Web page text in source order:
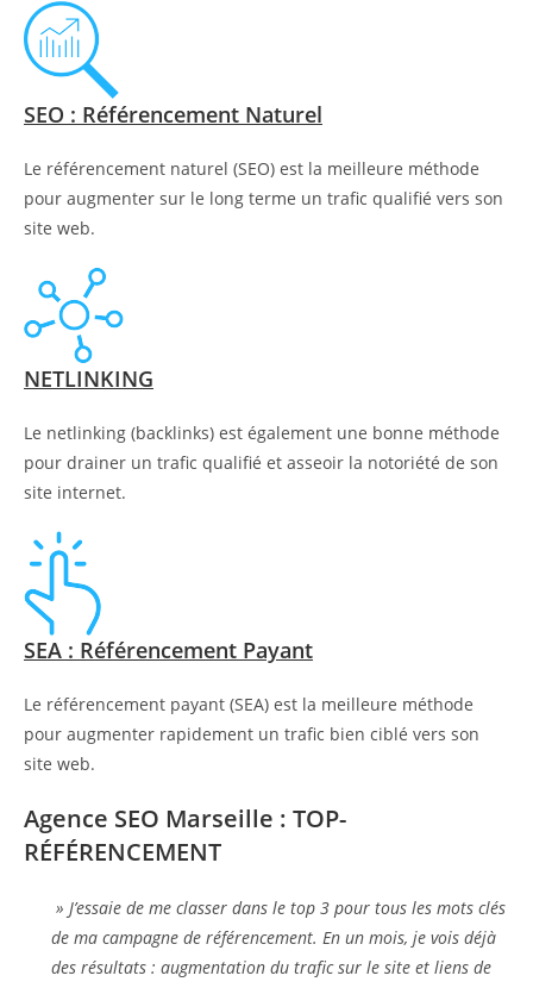
SEO : Référencement Naturel
Le référencement naturel (SEO) est la meilleure méthode
pour augmenter sur le long terme un trafic qualifié vers son
site web.
NETLINKING
Le netlinking (backlinks) est également une bonne méthode
pour drainer un trafic qualifié et asseoir la notoriété de son
site internet.
SEA : Référencement Payant
Le référencement payant (SEA) est la meilleure méthode
pour augmenter rapidement un trafic bien ciblé vers son
site web.
Agence SEO Marseille : TOP-
RÉFÉRENCEMENT
» J’essaie de me classer dans le top 3 pour tous les mots clés
de ma campagne de référencement. En un mois, je vois déjà
des résultats : augmentation du trafic sur le site et liens de